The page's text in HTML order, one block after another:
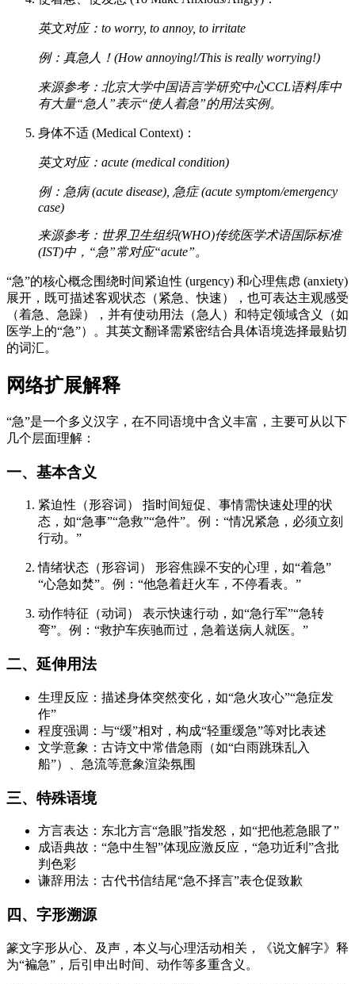
英文对应：to worry, to annoy, to irritate
例：真急人！(How annoying!/This is really worrying!)
来源参考：北京大学中国语言学研究中心CCL语料库中
有大量“急人”表示“使人着急”的用法实例。
身体不适 (Medical Context)：
英文对应：acute (medical condition)
例：急病 (acute disease), 急症 (acute symptom/emergency
case)
来源参考：世界卫生组织(WHO)传统医学术语国际标准
(IST)中，“急”常对应“acute”。
“急”的核心概念围绕时间紧迫性 (urgency) 和心理焦虑 (anxiety)
展开，既可描述客观状态（紧急、快速），也可表达主观感受
（着急、急躁），并有使动用法（急人）和特定领域含义（如
医学上的“急”）。其英文翻译需紧密结合具体语境选择最贴切
的词汇。
网络扩展解释
“急”是一个多义汉字，在不同语境中含义丰富，主要可从以下
几个层面理解：
一、基本含义
紧迫性（形容词） 指时间短促、事情需快速处理的状
态，如“急事”“急救”“急件”。例：“情况紧急，必须立刻
行动。”
情绪状态（形容词） 形容焦躁不安的心理，如“着急”
“心急如焚”。例：“他急着赶火车，不停看表。”
动作特征（动词） 表示快速行动，如“急行军”“急转
弯”。例：“救护车疾驰而过，急着送病人就医。”
二、延伸用法
生理反应：描述身体突然变化，如“急火攻心”“急症发
作”
程度强调：与“缓”相对，构成“轻重缓急”等对比表述
文学意象：古诗文中常借急雨（如“白雨跳珠乱入
船”）、急流等意象渲染氛围
三、特殊语境
方言表达：东北方言“急眼”指发怒，如“把他惹急眼了”
成语典故：“急中生智”体现应激反应，“急功近利”含批
判色彩
谦辞用法：古代书信结尾“急不择言”表仓促致歉
四、字形溯源
篆文字形从心、及声，本义与心理活动相关，《说文解字》释
为“褊急”，后引申出时间、动作等多重含义。